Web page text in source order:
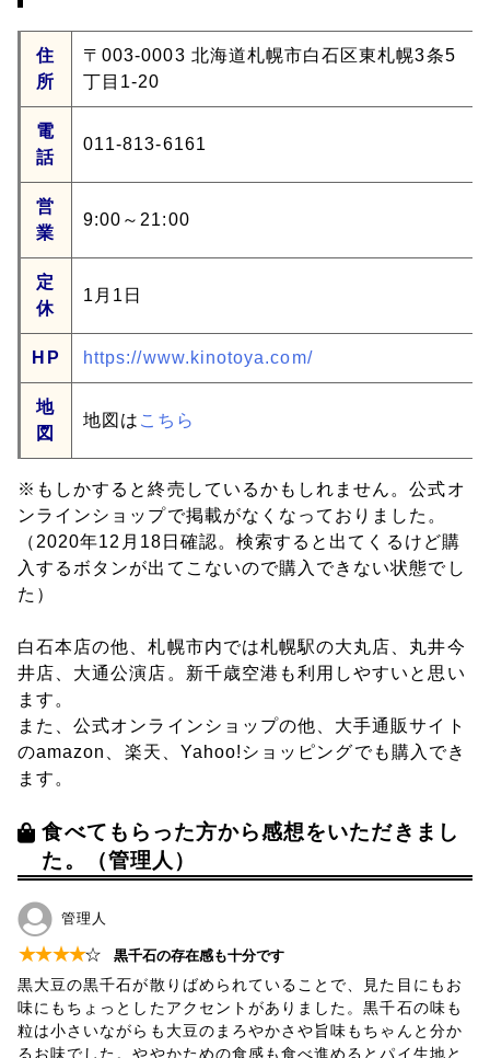
住
所
〒003-0003 北海道札幌市白石区東札幌3条5
丁目1-20
電
話
011-813-6161
営
業
9:00～21:00
定
休
1月1日
HP https://www.kinotoya.com/
地
図
地図は こちら
※もしかすると終売しているかもしれません。公式オ
ンラインショップで掲載がなくなっておりました。
（2020年12月18日確認。検索すると出てくるけど購
入するボタンが出てこないので購入できない状態でし
た）
白石本店の他、札幌市内では札幌駅の大丸店、丸井今
井店、大通公演店。新千歳空港も利用しやすいと思い
ます。
また、公式オンラインショップの他、大手通販サイト
のamazon、楽天、Yahoo!ショッピングでも購入でき
ます。
食べてもらった方から感想をいただきまし
た。（管理人）
管理人
★★★★☆ 黒千石の存在感も十分です
黒大豆の黒千石が散りばめられていることで、見た目にもお
味にもちょっとしたアクセントがありました。黒千石の味も
粒は小さいながらも大豆のまろやかさや旨味もちゃんと分か
るお味でした。ややかための食感も食べ進めるとパイ生地と